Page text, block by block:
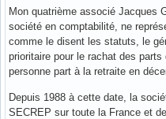
Mon quatrième associé Jacques
société en comptabilité, ne
comme le disent les statuts, le
prioritaire pour le rachat des
personne part à la retraite en
Depuis 1988 à cette date, la
SECREP sur toute la France et